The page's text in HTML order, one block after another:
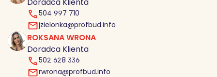
504 997 710
jzielonka@profbud.info
RW ROKSANA WRONA
Doradca Klienta
502 628 336
rwrona@profbud.info